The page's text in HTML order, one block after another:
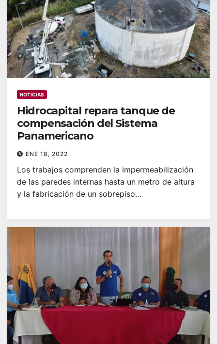
NOTICIAS
Hidrocapital repara tanque de
compensación del Sistema
Panamericano
ENE 18, 2022
Los trabajos comprenden la impermeabilización
de las paredes internas hasta un metro de altura
y la fabricación de un sobrepiso…